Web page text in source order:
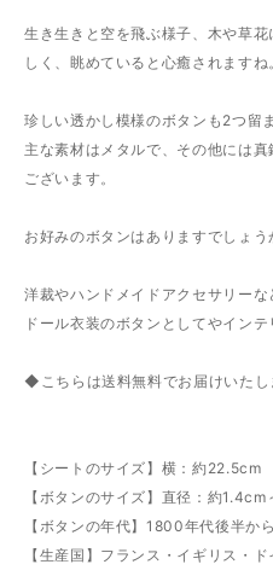
生き生きと空を飛ぶ様子、木や草
しく、眺めていると心癒されますね
珍しい透かし模様のボタンも2つ留
主な素材はメタルで、その他には
ございます。
お好みのボタンはありますでしょう
洋裁やハンドメイドアクセサリーな
ドール衣装のボタンとしてやインテ
◆こちらは送料無料でお届けいたし
【シートのサイズ】横：約
【ボタンのサイズ】直径：約
【ボタンの年代】1800年代後半か
【生産国】フランス・イギリス・